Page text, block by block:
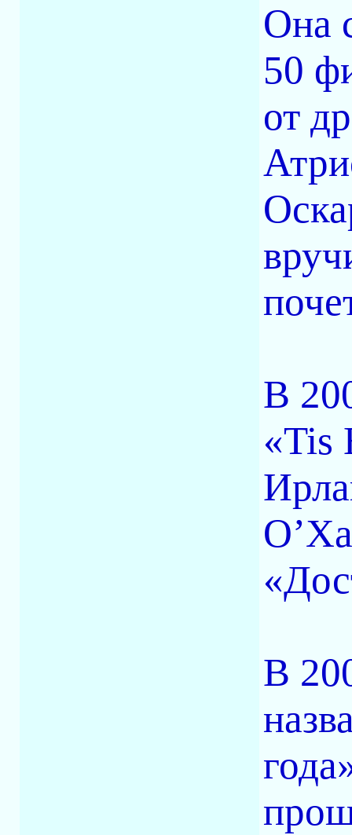
Она
50
от
В
«Tis
В